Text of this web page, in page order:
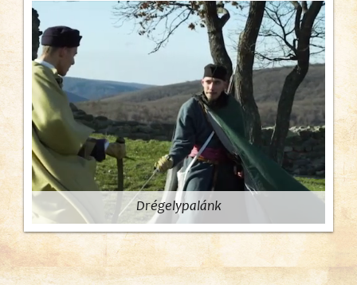
Drégelypalánk